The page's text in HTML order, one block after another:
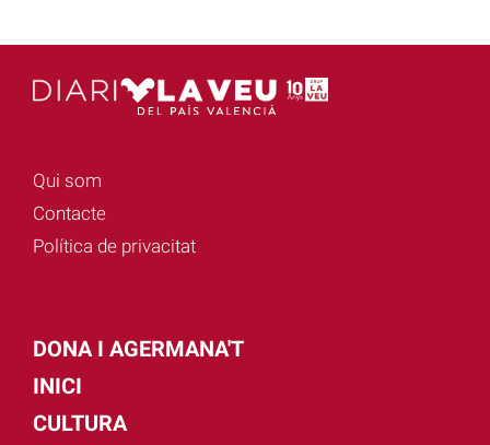
Qui som
Contacte
Política de privacitat
DONA I AGERMANA'T
INICI
CULTURA